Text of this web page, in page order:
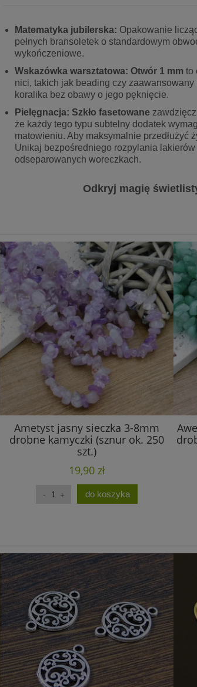
Matematyka jubilerska: Opakowanie
pełnych bransoletek o standardowym
wykończeniowe.
Wskazówka warsztatowa: Otwór 1 mm to
nici, takich jak beading czy
koralika bez obawy o jego pęknięcie.
Pielęgnacja: Szkło fasetowane
że każdy tego typu subtelny dodatek
matowieniu. Aby maksymalnie przedłużyć
Unikaj bezpośredniego rozpylania
odseparowanych woreczkach.
Odkryj magię
Ametyst jasny sieczka 3-8mm
drobne kamyczki (sznur ok. 250
szt.)
19,90 zł
do koszyka